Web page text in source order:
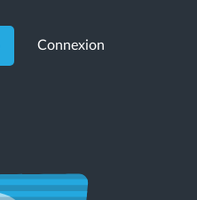
Connexion